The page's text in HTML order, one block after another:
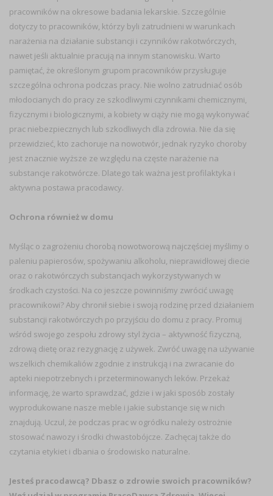
pracowników na okresowe badania lekarskie. Szczególnie
dotyczy to pracowników, którzy byli zatrudnieni w warunkach
narażenia na działanie substancji i czynników rakotwórczych,
nawet jeśli aktualnie pracują na innym stanowisku. Warto
pamiętać, że określonym grupom pracowników przysługuje
szczególna ochrona podczas pracy. Nie wolno zatrudniać osób
młodocianych do pracy ze szkodliwymi czynnikami chemicznymi,
fizycznymi i biologicznymi, a kobiety w ciąży nie mogą wykonywać
prac niebezpiecznych lub szkodliwych dla zdrowia. Nie da się
przewidzieć, kto zachoruje na nowotwór, jednak ryzyko choroby
jest znacznie wyższe ze względu na częste narażenie na
substancje rakotwórcze. Dlatego tak ważna jest profilaktyka i
aktywna postawa pracodawcy.
Ochrona również w domu
Myśląc o zagrożeniu chorobą nowotworową najczęściej myślimy o
paleniu papierosów, spożywaniu alkoholu, nieprawidłowej diecie
oraz o rakotwórczych substancjach wykorzystywanych w
środkach czystości. Na co jeszcze powinniśmy zwrócić uwagę
pracownikowi? Aby chronił siebie i swoją rodzinę przed działaniem
substancji rakotwórczych po przyjściu do domu z pracy. Promuj
wśród swojego zespołu zdrowy styl życia – aktywność fizyczną,
zdrową dietę oraz rezygnację z używek. Zwróć uwagę na używanie
wszelkich chemikaliów zgodnie z instrukcją i na zwracanie do
apteki niepotrzebnych i przeterminowanych leków. Przekaż
informację, że warto sprawdzać, gdzie i w jaki sposób zostały
wyprodukowane nasze meble i jakie substancje się w nich
znajdują. Uczul, że podczas prac w ogródku należy ostrożnie
stosować nawozy i środki chwastobójcze. Zachęcaj także do
czytania etykiet i dbania o środowisko naturalne.
Jesteś pracodawcą? Dbasz o zdrowie swoich pracowników?